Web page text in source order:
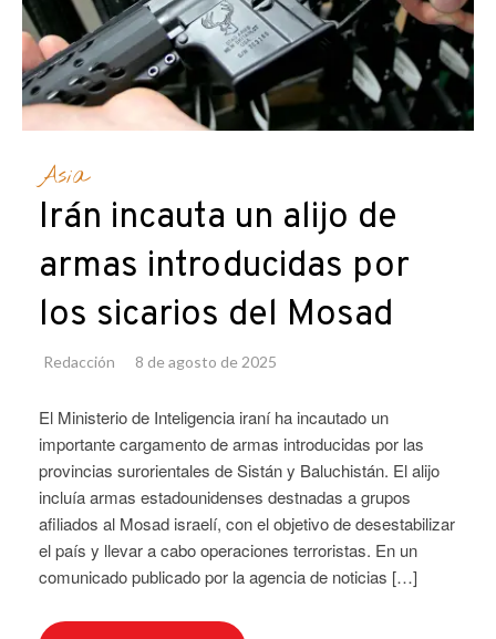
Asia
Irán incauta un alijo de
armas introducidas por
los sicarios del Mosad
Redacción 8 de agosto de 2025
El Ministerio de Inteligencia iraní ha incautado un
importante cargamento de armas introducidas por las
provincias surorientales de Sistán y Baluchistán. El alijo
incluía armas estadounidenses destnadas a grupos
afiliados al Mosad israelí, con el objetivo de desestabilizar
el país y llevar a cabo operaciones terroristas. En un
comunicado publicado por la agencia de noticias […]